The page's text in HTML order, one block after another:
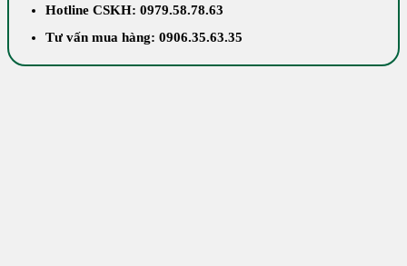
Hotline CSKH: 0979.58.78.63
Tư vấn mua hàng: 0906.35.63.35